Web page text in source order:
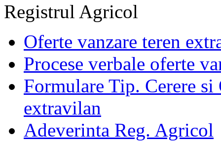
Registrul Agricol
Oferte vanzare teren
Procese verbale oferte
Formulare Tip. Cerere si
extravilan
Adeverinta Reg. Agricol